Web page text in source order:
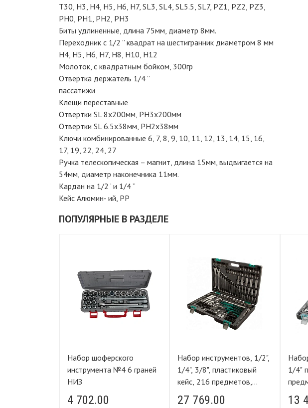
Т30, Н3, Н4, Н5, Н6, Н7, SL3, SL4, SL5.5, SL7, PZ1, PZ2, PZ3,
PH0, PH1, PH2, PH3
Биты удлиненные, длина 75мм, диаметр 8мм.
Переходник с 1/2 ” квадрат на шестигранник диаметром 8 мм
H4, H5, H6, H7, H8, H10, H12
Молоток, с квадратным бойком, 300гр
Отвертка держатель 1/4 ”
пассатижи
Клещи переставные
Отвертки SL 8x200мм, PH3x200мм
Отвертки SL 6.5x38мм, PH2x38мм
Ключи комбинированные 6, 7, 8, 9, 10, 11, 12, 13, 14, 15, 16,
17, 19, 22, 24, 27
Ручка телескопическая – магнит, длина 15мм, выдвигается на
54мм, диаметр наконечника 11мм.
Кардан на 1/2 ’ и 1/4 ”
Кейс Алюмин- ий, PP
ПОПУЛЯРНЫЕ В РАЗДЕЛЕ
Набор шоферского
инструмента №4 6 граней
НИЗ
4 702.00
Набор инструментов, 1/2",
1/4", 3/8", пластиковый
кейс, 216 предметов,
STELS
27 769.00
1/4"
13